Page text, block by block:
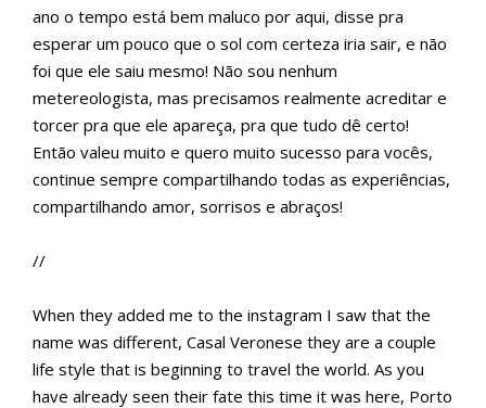
ano o tempo está bem maluco por aqui, disse pra
esperar um pouco que o sol com certeza iria sair, e não
foi que ele saiu mesmo! Não sou nenhum
metereologista, mas precisamos realmente acreditar e
torcer pra que ele apareça, pra que tudo dê certo!
Então valeu muito e quero muito sucesso para vocês,
continue sempre compartilhando todas as experiências,
compartilhando amor, sorrisos e abraços!
//
When they added me to the instagram I saw that the
name was different, Casal Veronese they are a couple
life style that is beginning to travel the world. As you
have already seen their fate this time it was here, Porto